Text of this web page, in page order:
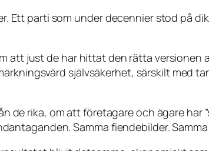
Ett parti som under decennier stod på
att justde har hittat den rätta versionen
självsäkerhet, särskilt med
de rika, om att företagare och ägare har
Samma fiendebilder.